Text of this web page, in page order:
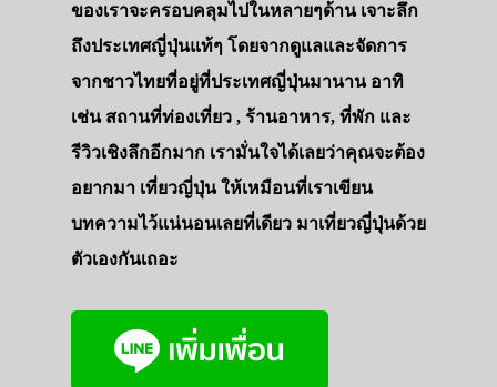
ของเราจะครอบคลุมไปในหลายๆด้าน เจาะลึก
ถึงประเทศญี่ปุ่นแท้ๆ โดยจากดูแลและจัดการ
จากชาวไทยที่อยู่ที่ประเทศญี่ปุ่นมานาน อาทิ
เช่น สถานที่ท่องเที่ยว , ร้านอาหาร, ที่พัก และ
รีวิวเชิงลึกอีกมาก เรามั่นใจได้เลยว่าคุณจะต้อง
อยากมา เที่ยวญี่ปุ่น ให้เหมือนที่เราเขียน
บทความไว้แน่นอนเลยที่เดียว มาเที่ยวญี่ปุ่นด้วย
ตัวเองกันเถอะ